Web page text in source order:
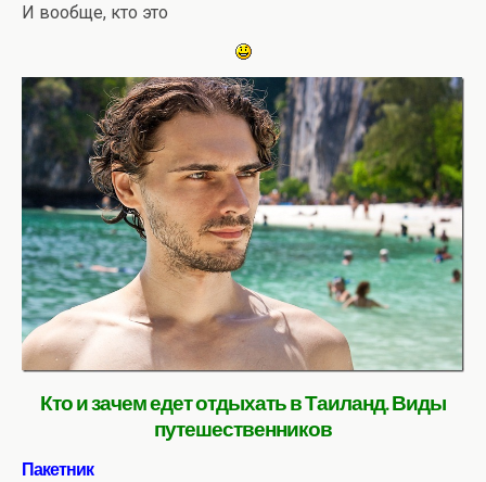
И вообще, кто это
Кто и зачем едет отдыхать в Таиланд. Виды
путешественников
Пакетник